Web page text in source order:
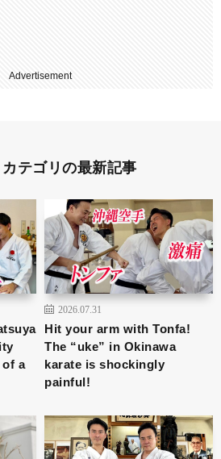
Advertisement
カテゴリの最新記事
of a
2026.07.31
Hit your arm with Tonfa!
The “uke” in Okinawa
karate is shockingly
painful!